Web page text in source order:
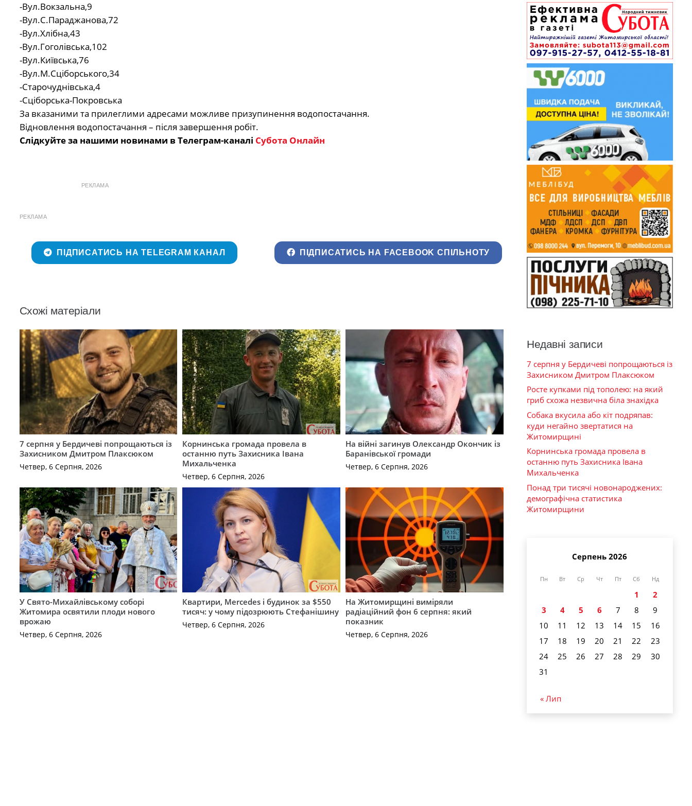
-Вул.Вокзальна,9
-Вул.С.Параджанова,72
-Вул.Хлібна,43
-Вул.Гоголівська,102
-Вул.Київська,76
-Вул.М.Сціборського,34
-Старочуднівська,4
-Сціборська-Покровська
За вказаними та прилеглими адресами можливе призупинення водопостачання.
Відновлення водопостачання – після завершення робіт.
Слідкуйте за нашими новинами в Телеграм-каналі Субота Онлайн
РЕКЛАМА
РЕКЛАМА
ПІДПИСАТИСЬ НА TELEGRAM КАНАЛ ПІДПИСАТИСЬ НА FACEBOOK СПІЛЬНОТУ
Схожі матеріали
7 серпня у Бердичеві попрощаються із
Захисником Дмитром Плаксюком
Четвер, 6 Серпня, 2026
Корнинська громада провела в
останню путь Захисника Івана
Михальченка
Четвер, 6 Серпня, 2026
На війні загинув Олександр Окончик із
Баранівської громади
Четвер, 6 Серпня, 2026
У Свято-Михайлівському соборі
Житомира освятили плоди нового
врожаю
Четвер, 6 Серпня, 2026
Квартири, Mercedes і будинок за $550
тисяч: у чому підозрюють Стефанішину
Четвер, 6 Серпня, 2026
На Житомирщині виміряли
радіаційний фон 6 серпня: який
показник
Четвер, 6 Серпня, 2026
Недавні записи
7 серпня у Бердичеві попрощаються із
Захисником Дмитром Плаксюком
Росте купками під тополею: на який
гриб схожа незвична біла знахідка
Собака вкусила або кіт подряпав:
куди негайно звертатися на
Житомирщині
Корнинська громада провела в
останню путь Захисника Івана
Михальченка
Понад три тисячі новонароджених:
демографічна статистика
Житомирщини
Серпень 2026
Пн Вт Ср Чт Пт Сб Нд
1
2
3
4 5 6 7 8
9
10
11 12 13 14 15
16
17
18 19 20 21 22
23
24
25 26 27 28 29
30
31
« Лип